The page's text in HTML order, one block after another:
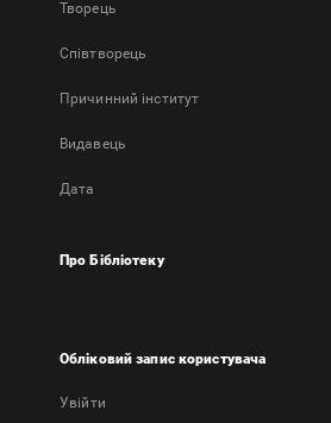
Творець
Співтворець
Причинний інститут
Видавець
Дата
Про Бібліотеку
Обліковий запис користувача
Увійти